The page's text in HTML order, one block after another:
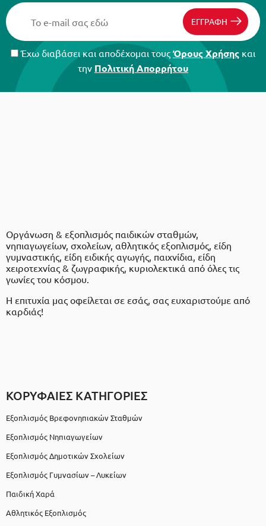
ΕΓΓΡΑΦΗ
Έχω διαβάσει και αποδέχομαι τους Όρους Χρήσης και
την Πολιτική Απορρήτου
Οργάνωση & εξοπλισμός παιδικών σταθμών,
νηπιαγωγείων, σχολείων, αθλητικός εξοπλισμός, είδη
γυμναστικής, είδη ειδικής αγωγής, παιχνίδια, είδη
χειροτεχνίας & ζωγραφικής, κυριολεκτικά από όλες τις
γωνίες του κόσμου.
Η επιτυχία μας οφείλεται σε εσάς, σας ευχαριστούμε από
καρδιάς!
ΚΟΡΥΦΑΙΕΣ ΚΑΤΗΓΟΡΙΕΣ
Εξοπλισμός Βρεφονηπιακών Σταθμών
Εξοπλισμός Νηπιαγωγείων
Εξοπλισμός Δημοτικών Σχολείων
Εξοπλισμός Γυμνασίων – Λυκείων
Παιδική Χαρά
Αθλητικός Εξοπλισμός